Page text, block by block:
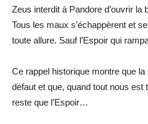
Zeus interdit à Pandore d’ouvrir la
Tous les maux s’échappèrent et
toute allure. Sauf l’Espoir qui
Ce rappel historique montre que
défaut et que, quand tout nous est
reste que l’Espoir…